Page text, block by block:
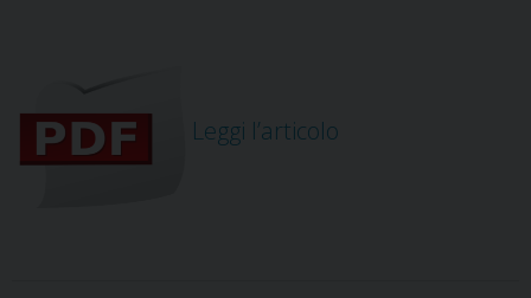
Leggi l’articolo